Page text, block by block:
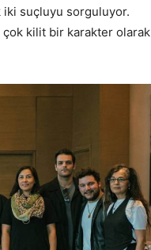
iki suçluyu sorguluyor.
çok kilit bir karakter olarak